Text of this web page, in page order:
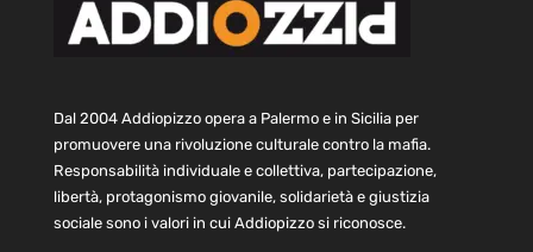
Dal 2004 Addiopizzo opera a Palermo e in Sicilia per
promuovere una rivoluzione culturale contro la mafia.
Responsabilità individuale e collettiva, partecipazione,
libertà, protagonismo giovanile, solidarietà e giustizia
sociale sono i valori in cui Addiopizzo si riconosce.